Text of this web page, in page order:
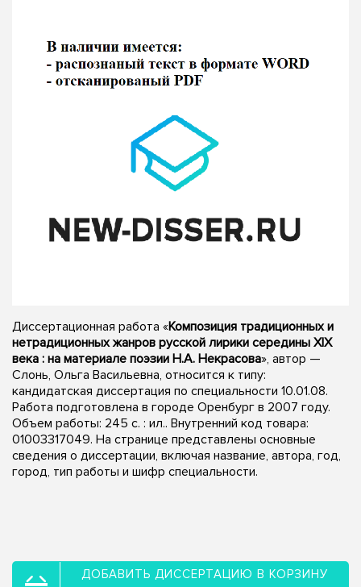
Диссертационная работа «Композиция традиционных и
нетрадиционных жанров русской лирики середины XIX
века : на материале поэзии Н.А. Некрасова», автор —
Слонь, Ольга Васильевна, относится к типу:
кандидатская диссертация по специальности 10.01.08.
Работа подготовлена в городе Оренбург в 2007 году.
Объем работы: 245 с. : ил.. Внутренний код товара:
01003317049. На странице представлены основные
сведения о диссертации, включая название, автора, год,
город, тип работы и шифр специальности.
ДОБАВИТЬ ДИССЕРТАЦИЮ В КОРЗИНУ